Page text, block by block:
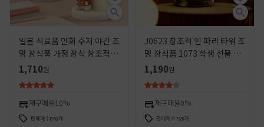
일본 식료품 만화 수지 야간 조
명 장식품 가정 장식 창조적 인
가정 침대 옆 장식품 학생 선물
1,710원
재구매율 10%
판매개수842개
J0623 창조적 인 파리 타워 조
명 장식품 1073 학생 선물 가
정 장식 야광 장식품 도매
1,190원
재구매율0%
판매개수715개